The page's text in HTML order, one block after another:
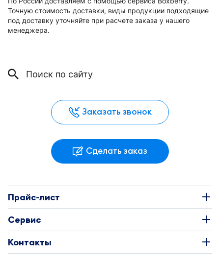
Точную стоимость доставки, виды продукции подходящие
под доставку уточняйте при расчете заказа у нашего
менеджера.
Заказать звонок
Сделать заказ
Прайс-лист
Этикетки
Сервис
Требования к макетам
Контакты